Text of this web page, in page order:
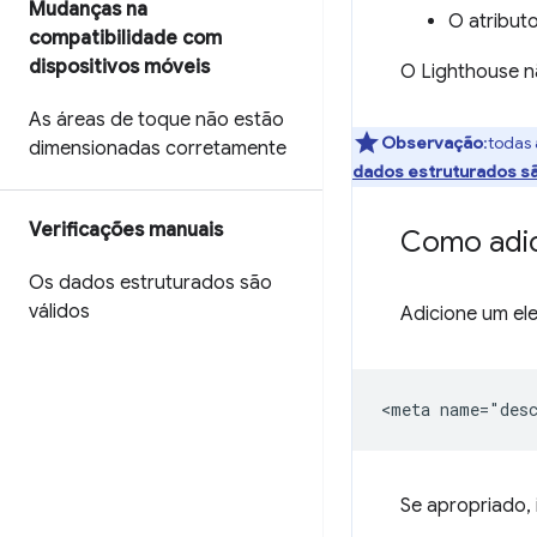
Mudanças na
compatibilidade com
dispositivos móveis
As áreas de toque não estão
dimensionadas corretamente
Verificações manuais
Os dados estruturados são
válidos
O
O Lighthouse
Observação:todas
dados estruturados
Como
Adicione um
Se